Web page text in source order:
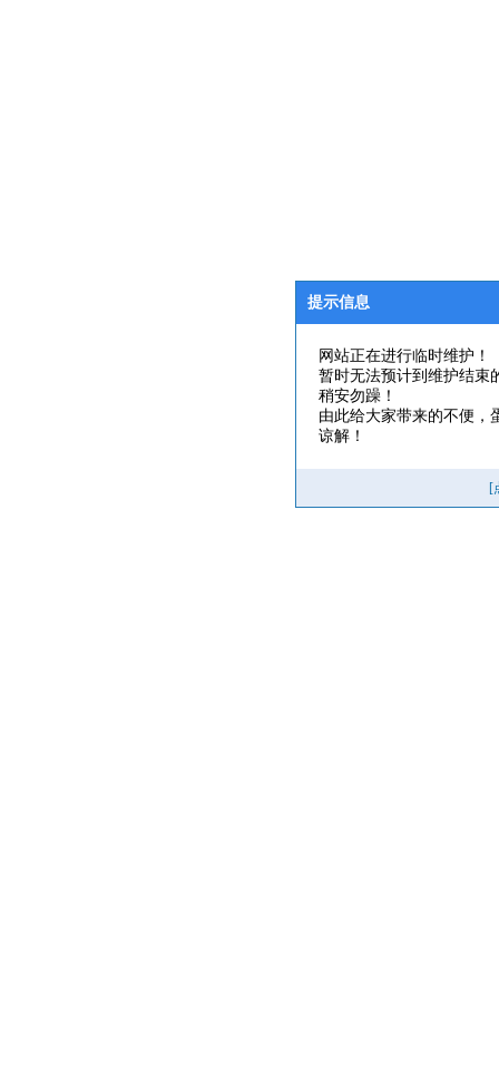
提示信息
网站正在进行临时维护！
暂时无法预计到维护结束
稍安勿躁！
由此给大家带来的不便，
谅解！
[